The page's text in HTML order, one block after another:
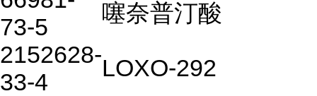
73-5
噻奈普汀酸
2152628-
33-4
LOXO-292